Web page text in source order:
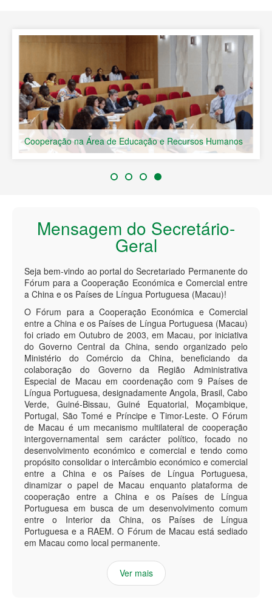
Cooperação na Área de Educação e Recursos Humanos
Mensagem do Secretário-
Geral
Seja bem-vindo ao portal do Secretariado Permanente do
Fórum para a Cooperação Económica e Comercial entre
a China e os Países de Língua Portuguesa (Macau)!
O Fórum para a Cooperação Económica e Comercial
entre a China e os Países de Língua Portuguesa (Macau)
foi criado em Outubro de 2003, em Macau, por iniciativa
do Governo Central da China, sendo organizado pelo
Ministério do Comércio da China, beneficiando da
colaboração do Governo da Região Administrativa
Especial de Macau em coordenação com 9 Países de
Língua Portuguesa, designadamente Angola, Brasil, Cabo
Verde, Guiné-Bissau, Guiné Equatorial, Moçambique,
Portugal, São Tomé e Príncipe e Timor-Leste. O Fórum
de Macau é um mecanismo multilateral de cooperação
intergovernamental sem carácter político, focado no
desenvolvimento económico e comercial e tendo como
propósito consolidar o intercâmbio económico e comercial
entre a China e os Países de Língua Portuguesa,
dinamizar o papel de Macau enquanto plataforma de
cooperação entre a China e os Países de Língua
Portuguesa em busca de um desenvolvimento comum
entre o Interior da China, os Países de Língua
Portuguesa e a RAEM. O Fórum de Macau está sediado
em Macau como local permanente.
Ver mais